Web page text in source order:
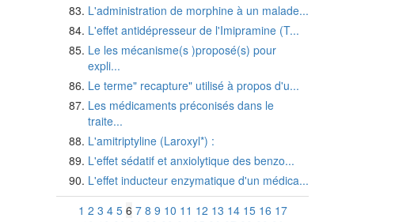
L'administration de morphine à un malade...
L'effet antidépresseur de l'Imipramine (T...
Le les mécanisme(s )proposé(s) pour
expli...
Le terme" recapture" utilisé à propos d'u...
Les médicaments préconisés dans le
traite...
L'amitriptyline (Laroxyl*) :
L'effet sédatif et anxiolytique des benzo...
L'effet inducteur enzymatique d'un médica...
1 2 3 4 5 6 7 8 9 10 11 12 13 14 15 16 17